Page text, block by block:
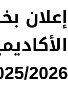
إعلان
2026